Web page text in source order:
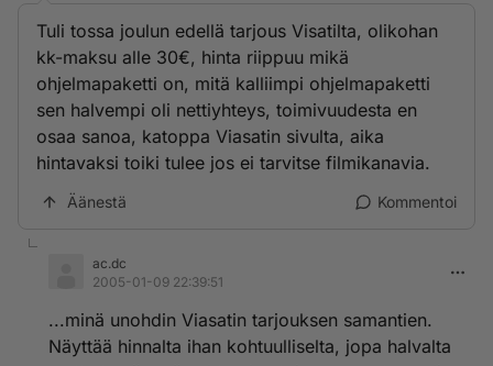
Tuli tossa joulun edellä tarjous Visatilta, olikohan
kk-maksu alle 30€, hinta riippuu mikä
ohjelmapaketti on, mitä kalliimpi ohjelmapaketti
sen halvempi oli nettiyhteys, toimivuudesta en
osaa sanoa, katoppa Viasatin sivulta, aika
hintavaksi toiki tulee jos ei tarvitse filmikanavia.
Äänestä Kommentoi
ac.dc
2005-01-09 22:39:51
...minä unohdin Viasatin tarjouksen samantien.
Näyttää hinnalta ihan kohtuulliselta, jopa halvalta